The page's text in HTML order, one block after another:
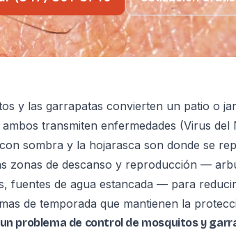
y las garrapatas convierten un patio o
transmiten enfermedades (Virus del
sombra y la hojarasca son donde se
zonas de descanso y reproducción —
fuentes de agua estancada — para
de temporada que mantienen la
problema de control de mosquitos y